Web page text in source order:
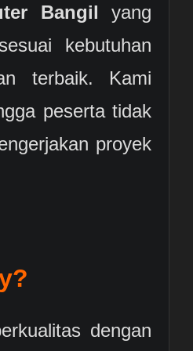
Bangil yang
kebutuhan
terbaik. Kami
peserta tidak
proyek
dengan